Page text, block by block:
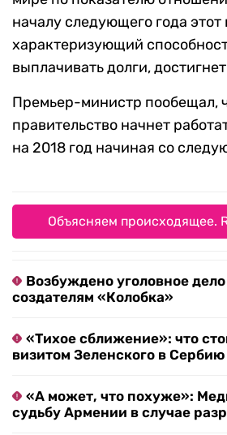
началу следующего года этот
характеризующий
выплачивать долги,
Премьер-министр пообещал,
правительство начнет
на 2018 год начиная со
Объясняем происходящее.
Возбуждено уголовное
создателям «Колобка»
«Тихое сближение»: что
визитом Зеленского в Сербию
«А может, что похуже»:
судьбу Армении в случае